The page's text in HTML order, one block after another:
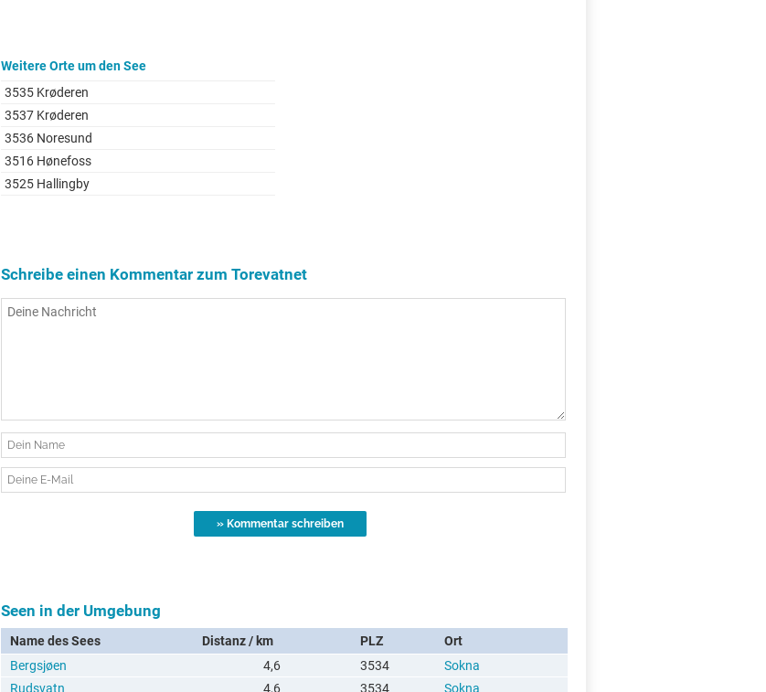
Weitere Orte um den See
3535 Krøderen
3537 Krøderen
3536 Noresund
3516 Hønefoss
3525 Hallingby
Schreibe einen Kommentar zum Torevatnet
Seen in der Umgebung
Name des Sees Distanz / km PLZ
Ort
Bergsjøen
4,6 3534
Sokna
Rudsvatn
4,6 3534
Sokna